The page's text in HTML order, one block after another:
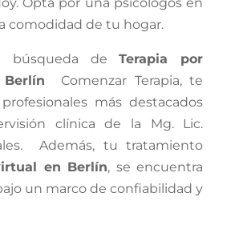
comodidad de tu hogar.
búsqueda deTerapia por
Comenzar Terapia,te
profesionales más destacados
clínica de la Mg. Lic.
.
Además, tu tratamiento
en Berlín, se encuentra
un marco de confiabilidad y